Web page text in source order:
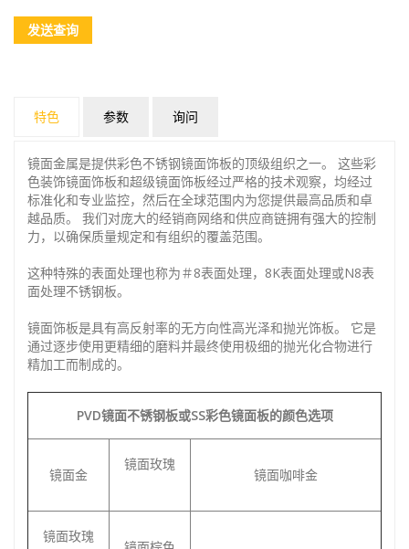
发送查询
特色 参数 询问
镜面金属是提供彩色不锈钢镜面饰板的顶级组织之一。 这些彩
色装饰镜面饰板和超级镜面饰板经过严格的技术观察，均经过
标准化和专业监控，然后在全球范围内为您提供最高品质和卓
越品质。 我们对庞大的经销商网络和供应商链拥有强大的控制
力，以确保质量规定和有组织的覆盖范围。
这种特殊的表面处理也称为＃8表面处理，8K表面处理或N8表
面处理不锈钢板。
镜面饰板是具有高反射率的无方向性高光泽和抛光饰板。 它是
通过逐步使用更精细的磨料并最终使用极细的抛光化合物进行
精加工而制成的。
PVD镜面不锈钢板或SS彩色镜面板的颜色选项
镜面金
镜面玫瑰
镜面咖啡金
镜面玫瑰